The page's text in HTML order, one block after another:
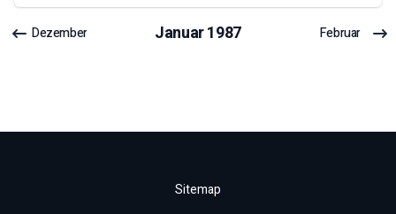
Dezember Januar1987 Februar
Sitemap